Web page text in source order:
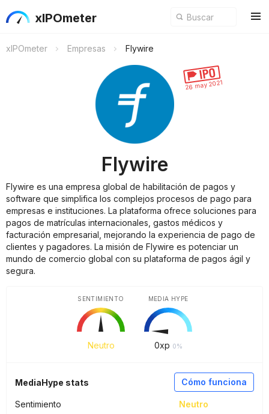
xIPOmeter
xIPOmeter Empresas Flywire
26 may 2021
Flywire
Flywire es una empresa global de habilitación de pagos y
software que simplifica los complejos procesos de pago para
empresas e instituciones. La plataforma ofrece soluciones para
pagos de matrículas internacionales, gastos médicos y
facturación empresarial, mejorando la experiencia de pago de
clientes y pagadores. La misión de Flywire es potenciar un
mundo de comercio global con su plataforma de pagos ágil y
segura.
Neutro
SENTIMIENTO
0xp 0%
MEDIA HYPE
Cómo funciona
MediaHype stats
Sentimiento
Neutro